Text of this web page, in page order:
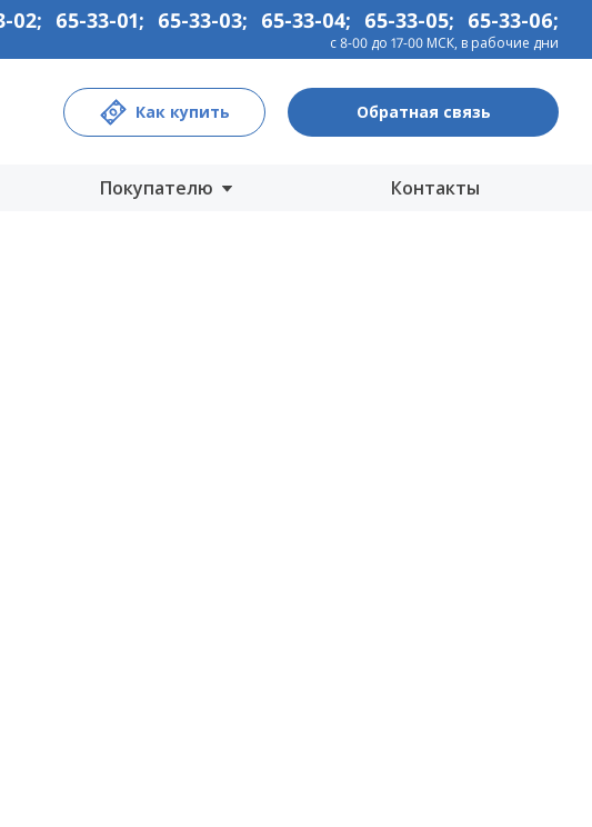
02; 65-33-01; 65-33-03; 65-33-04; 65-33-05; 65-33-06;
с 8-00 до 17-00 МСК, в рабочие дни
Как купить Обратная связь
Покупателю
Контакты